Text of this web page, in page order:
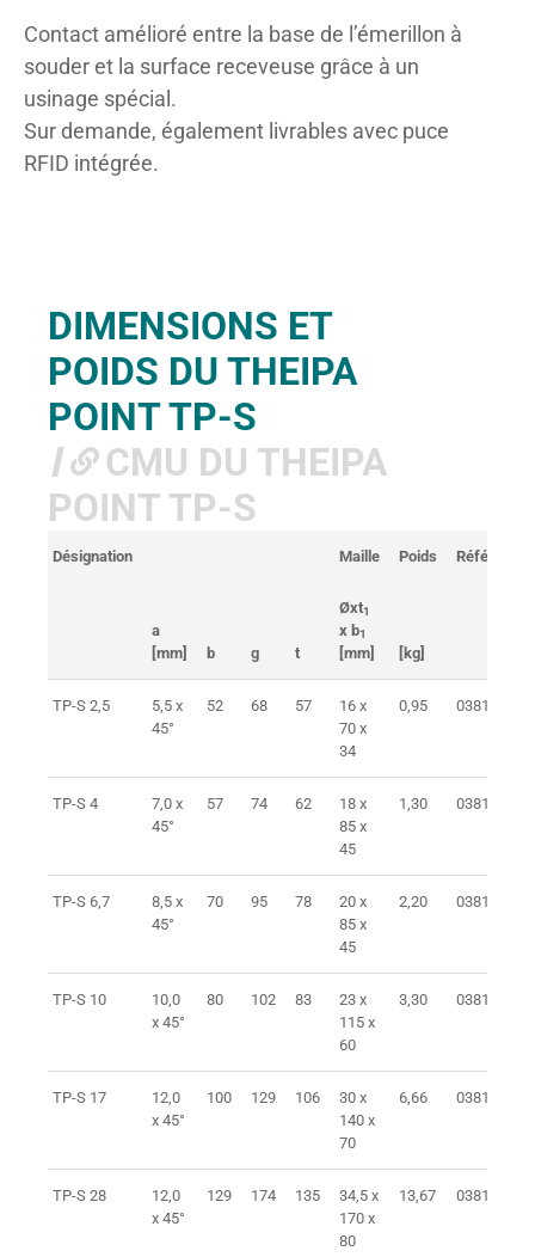
Contact amélioré entre la base de l’émerillon à
souder et la surface receveuse grâce à un
usinage spécial.
Sur demande, également livrables avec puce
RFID intégrée.
CMU DU THEIPA
POINT TP-S
DIMENSIONS ET
POIDS DU THEIPA
POINT TP-S
Désignation Maille Poids Référence
a
[mm]
b g t
Øxt1
x b1
[mm] [kg]
TP-S 2,5
5,5 x
45°
52 68 57
16 x
70 x
34
0,95
TP-S 4
7,0 x
45°
57 74 62
18 x
85 x
45
1,30
TP-S 6,7
8,5 x
45°
70 95 78
20 x
85 x
45
2,20
TP-S 10
10,0
x 45°
80 102 83
23 x
115 x
60
3,30
TP-S 17
12,0
x 45°
100 129 106
30 x
140 x
70
6,66
TP-S 28
12,0
x 45°
129 174 135
34,5 x
170 x
80
13,67